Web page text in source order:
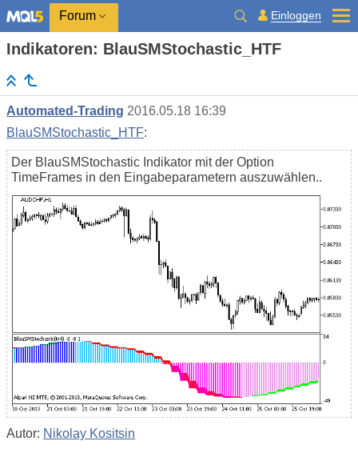
Forum Einloggen
Indikatoren: BlauSMStochastic_HTF
Automated-Trading 2016.05.18 16:39
BlauSMStochastic_HTF:
Der BlauSMStochastic Indikator mit der Option
TimeFrames in den Eingabeparametern auszuwählen..
Autor: Nikolay Kositsin